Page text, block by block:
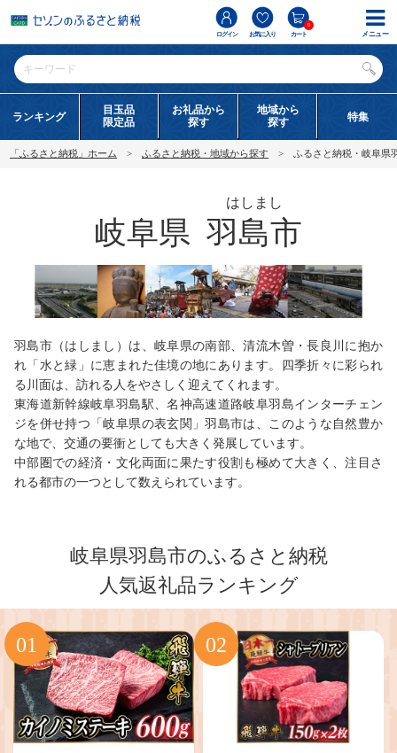
ログイン お気に入り カート
0
ランキング
目玉品
限定品
お礼品から
探す
地域から
探す
特集
「ふるさと納税」ホーム ふるさと納税・地域から探す ふるさと納税・岐阜県
岐阜県 羽島市
はしまし
羽島市（はしまし）は、岐阜県の南部、清流木曽・長良川に抱か
れ「水と緑」に恵まれた佳境の地にあります。四季折々に彩られ
る川面は、訪れる人をやさしく迎えてくれます。
東海道新幹線岐阜羽島駅、名神高速道路岐阜羽島インターチェン
ジを併せ持つ「岐阜県の表玄関」羽島市は、このような自然豊か
な地で、交通の要衝としても大きく発展しています。
中部圏での経済・文化両面に果たす役割も極めて大きく、注目さ
れる都市の一つとして数えられています。
岐阜県羽島市のふるさと納税
人気返礼品ランキング
メニュー